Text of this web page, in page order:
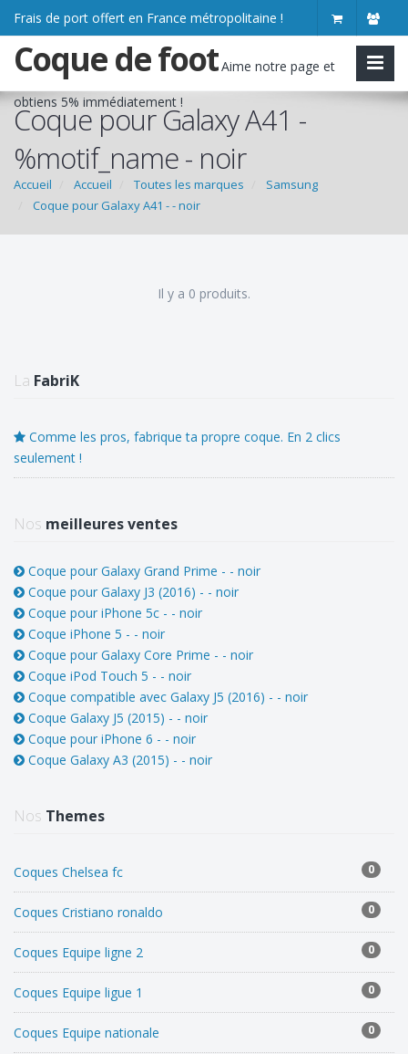
Frais de port offert en France métropolitaine !
Coque de footAime notre page et
obtiens 5% immédiatement !
Coque pour Galaxy A41 -
%motif_name - noir
Accueil Accueil Toutes les marques
Samsung
Coque pour Galaxy A41 - - noir
Il y a 0 produits.
La FabriK
Comme les pros, fabrique ta propre coque. En 2 clics
seulement !
Nos meilleures ventes
Coque pour Galaxy Grand Prime - - noir
Coque pour Galaxy J3 (2016) - - noir
Coque pour iPhone 5c - - noir
Coque iPhone 5 - - noir
Coque pour Galaxy Core Prime - - noir
Coque iPod Touch 5 - - noir
Coque compatible avec Galaxy J5 (2016) - - noir
Coque Galaxy J5 (2015) - - noir
Coque pour iPhone 6 - - noir
Coque Galaxy A3 (2015) - - noir
Nos Themes
Coques Chelsea fc 0
Coques Cristiano ronaldo 0
Coques Equipe ligne 2 0
Coques Equipe ligue 1 0
Coques Equipe nationale 0